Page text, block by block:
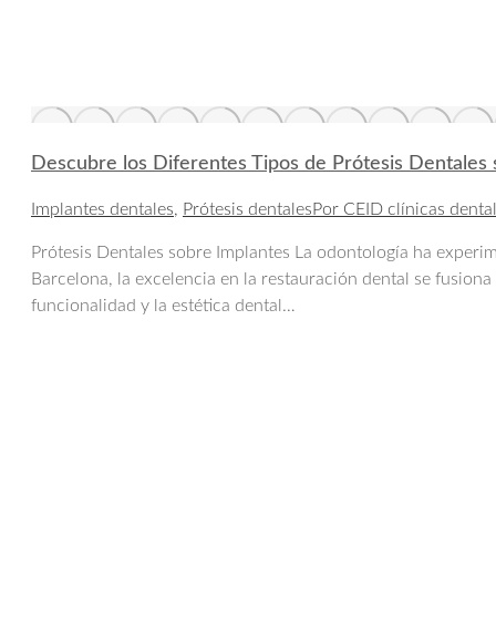
Descubre los Diferentes Tipos de Prótesis Dentales
Implantes dentales, Prótesis dentales Por CEID clínicas
Prótesis Dentales sobre Implantes La odontología ha
Barcelona, la excelencia en la restauración dental se
funcionalidad y la estética dental…